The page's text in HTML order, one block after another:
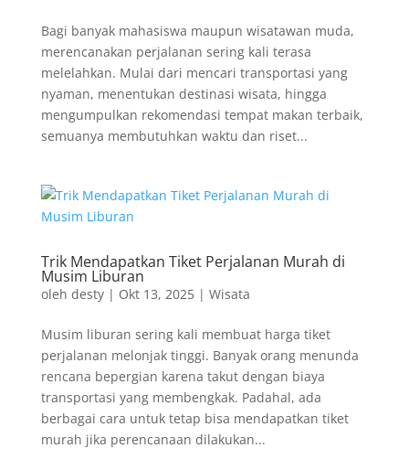
Bagi banyak mahasiswa maupun wisatawan muda,
merencanakan perjalanan sering kali terasa
melelahkan. Mulai dari mencari transportasi yang
nyaman, menentukan destinasi wisata, hingga
mengumpulkan rekomendasi tempat makan terbaik,
semuanya membutuhkan waktu dan riset...
Trik Mendapatkan Tiket Perjalanan Murah di
Musim Liburan
oleh desty| Okt 13, 2025| Wisata
Musim liburan sering kali membuat harga tiket
perjalanan melonjak tinggi. Banyak orang menunda
rencana bepergian karena takut dengan biaya
transportasi yang membengkak. Padahal, ada
berbagai cara untuk tetap bisa mendapatkan tiket
murah jika perencanaan dilakukan...